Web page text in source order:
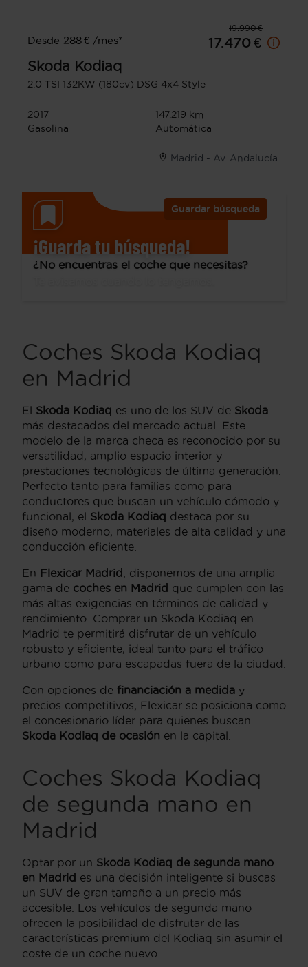
19.990 €
Desde 288 € /mes*
17.470 €
Skoda Kodiaq
2.0 TSI 132KW (180cv) DSG 4x4 Style
2017
147.219 km
Gasolina
Automática
Madrid - Av. Andalucía
Guardar búsqueda
¡Guarda tu búsqueda!
¿No encuentras el coche que necesitas?
Coches Skoda Kodiaq
en Madrid
El Skoda Kodiaq es uno de los SUV de Skoda
más destacados del mercado actual. Este
modelo de la marca checa es reconocido por su
versatilidad, amplio espacio interior y
prestaciones tecnológicas de última generación.
Perfecto tanto para familias como para
conductores que buscan un vehículo cómodo y
funcional, el Skoda Kodiaq destaca por su
diseño moderno, materiales de alta calidad y una
conducción eficiente.
En Flexicar Madrid , disponemos de una amplia
gama de coches en Madrid que cumplen con las
más altas exigencias en términos de calidad y
rendimiento. Comprar un Skoda Kodiaq en
Madrid te permitirá disfrutar de un vehículo
robusto y eficiente, ideal tanto para el tráfico
urbano como para escapadas fuera de la ciudad.
Con opciones de financiación a medida y
precios competitivos, Flexicar se posiciona como
el concesionario líder para quienes buscan
Skoda Kodiaq de ocasión en la capital.
Coches Skoda Kodiaq
de segunda mano en
Madrid
Optar por un Skoda Kodiaq de segunda mano
en Madrid es una decisión inteligente si buscas
un SUV de gran tamaño a un precio más
accesible. Los vehículos de segunda mano
ofrecen la posibilidad de disfrutar de las
características premium del Kodiaq sin asumir el
coste de un coche nuevo.